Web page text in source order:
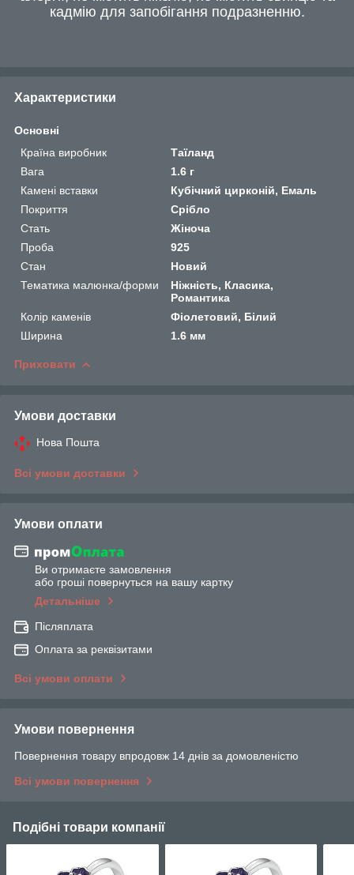
кадмію для запобігання подразненню.
Характеристики
Основні
Країна виробник
Таїланд
Вага
1.6 г
Камені вставки
Кубічний цирконій, Емаль
Покриття
Срібло
Стать
Жіноча
Проба
925
Стан
Новий
Тематика малюнка/форми
Ніжність, Класика,
Романтика
Колір каменів
Фіолетовий, Білий
Ширина
1.6 мм
Приховати
Умови доставки
Нова Пошта
Всі умови доставки
Умови оплати
Ви отримаєте замовлення
або гроші повернуться на вашу картку
Детальніше
Післяплата
Оплата за реквізитами
Всі умови оплати
Умови повернення
Повернення товару впродовж 14 днів за домовленістю
Всі умови повернення
Подібні товари компанії